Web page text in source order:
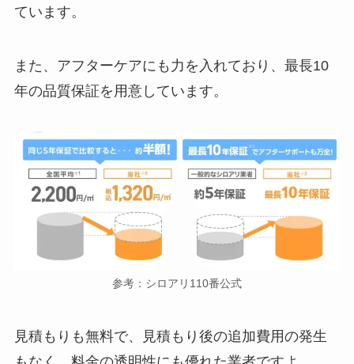
ています。
また、アフターケアにも力を入れており、最長10
年の品質保証を用意しています。
参考：シロアリ110番公式
見積もりも無料で、見積もり後の追加費用の発生